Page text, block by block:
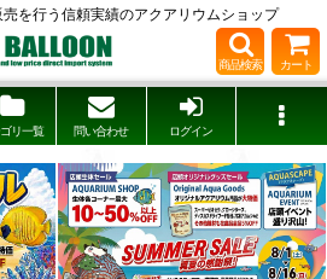
を行う信頼実績のアクアリウムショップ
商品検索 カート
リ一覧 問い合わせ ログイン